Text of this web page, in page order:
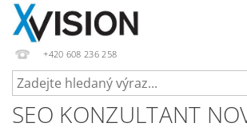
+420 608 236 258
SEO KONZULTANT